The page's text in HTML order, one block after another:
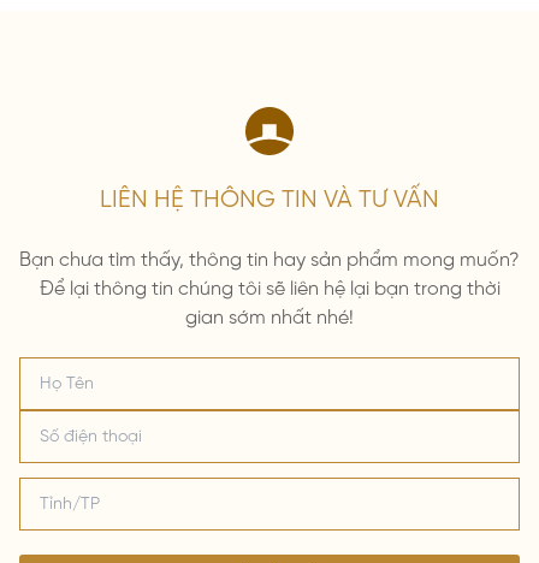
LIÊN HỆ THÔNG TIN VÀ TƯ VẤN
Bạn chưa tìm thấy, thông tin hay sản phẩm mong muốn?
Để lại thông tin chúng tôi sẽ liên hệ lại bạn trong thời
gian sớm nhất nhé!